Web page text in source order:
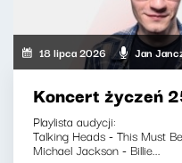
18 lipca 2026 Jan
Koncert życzeń
Playlista audycji:
Talking Heads - This Must
Michael Jackson - Billie...